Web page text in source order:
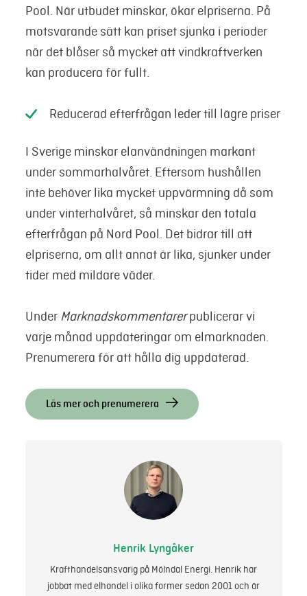
Pool. När utbudet minskar, ökar elpriserna. På
motsvarande sätt kan priset sjunka i perioder
när det blåser så mycket att vindkraftverken
kan producera för fullt.
Reducerad efterfrågan leder till lägre priser
I Sverige minskar elanvändningen markant
under sommarhalvåret. Eftersom hushållen
inte behöver lika mycket uppvärmning då som
under vinterhalvåret, så minskar den totala
efterfrågan på Nord Pool. Det bidrar till att
elpriserna, om allt annat är lika, sjunker under
tider med mildare väder.
UnderMarknadskommentarerpublicerar vi
varje månad uppdateringar om elmarknaden.
Prenumerera för att hålla dig uppdaterad.
Läs mer och prenumerera
Henrik Lyngåker
Krafthandelsansvarig på Mölndal Energi. Henrik har
jobbat med elhandel i olika former sedan 2001 och är